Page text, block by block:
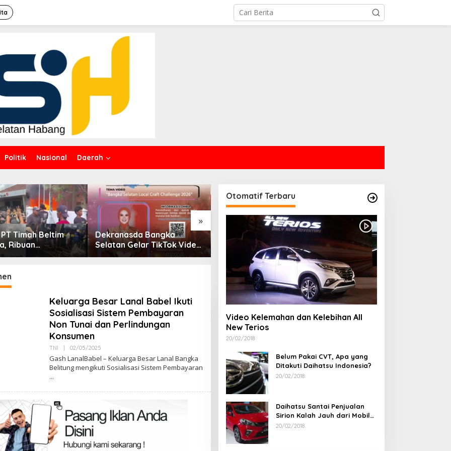
Politik Nasional Daerah
»
Timah Beltim
Ribuan
Murka,
Dekranasda Bangka
Selatan Gelar TikTok Video
Competition 2026
Dalam Rangka HUT ke-50
PT TIMAH, Bulan Bakti di
Jakarta Hadirkan Khitanan
Massal, Donor Darah, dan
Layanan Kesehatan Gratis
Aksi Demo Penambang
Timah di Belitung Timur
Menggema, Ketua Komisi
XII DPR Bambang Patijaya
Dorong Perpres Segera
Diterbitkan
Keluarga Besar Lanal Babel Ikuti
Sosialisasi Sistem Pembayaran
Non Tunai dan Perlindungan
Konsumen
TNI 02/05/2025Oleh
Gash LanalBabel – Keluarga Besar Lanal Bangka
Belitung mengikuti Sosialisasi Sistem Pembayaran
Otomatif Terbaru
Video Kelemahan dan Kelebihan All
New Terios
20/02/2018
Belum Pakai CVT, Apa yang
Ditakuti Daihatsu Indonesia?
20/02/2018
Daihatsu Santai Penjualan
Sirion Kalah Jauh dari Mobil
LCGC
20/02/2018